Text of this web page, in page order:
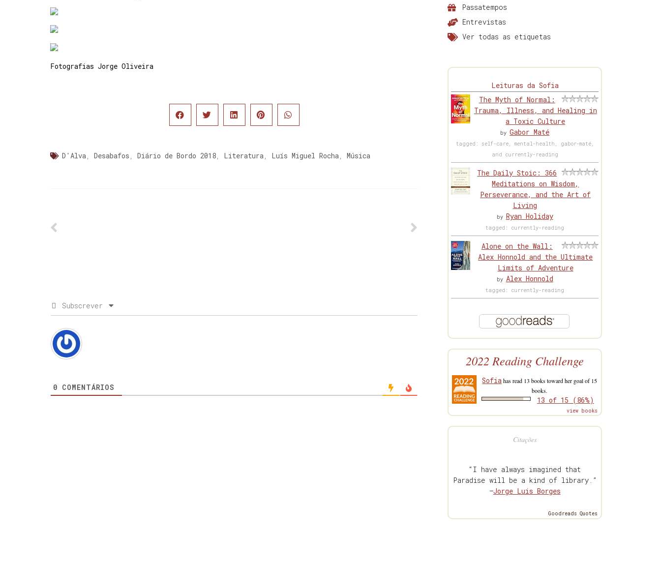
Fotografias Jorge Oliveira
D'Alva Desabafos Diário de Bordo 2018 Literatura Luís Miguel Rocha Música
Subscrever
0 COMENTÁRIOS
Passatempos
Entrevistas
Ver todas as etiquetas
Leituras da Sofia
The Myth of Normal:
Trauma, Illness, and Healing in
a Toxic Culture
byGabor Maté
tagged: self-care, mental-health, gabor-maté,
and currently-reading
The Daily Stoic: 366
Meditations on Wisdom,
Perseverance, and the Art of
Living
by Ryan Holiday
tagged: currently-reading
Alone on the Wall:
Alex Honnold and the Ultimate
Limits of Adventure
by Alex Honnold
tagged: currently-reading
2022 Reading Challenge
Sofiahas read 13 books toward her goal of 15
books.
13 of 15 (86%)
view books
Citações
“I have always imagined that
Paradise will be a kind of library.”
—Jorge Luis Borges
Goodreads Quotes